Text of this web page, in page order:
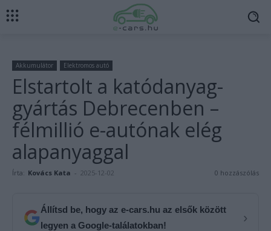
Akkumulátor Elektromos autó
Elstartolt a katódanyag-
gyártás Debrecenben –
félmillió e-autónak elég
alapanyaggal
Írta: Kovács Kata - 2025-12-02 0 hozzászólás
Állítsd be, hogy az e-cars.hu az elsők között
legyen a Google-találatokban!
›